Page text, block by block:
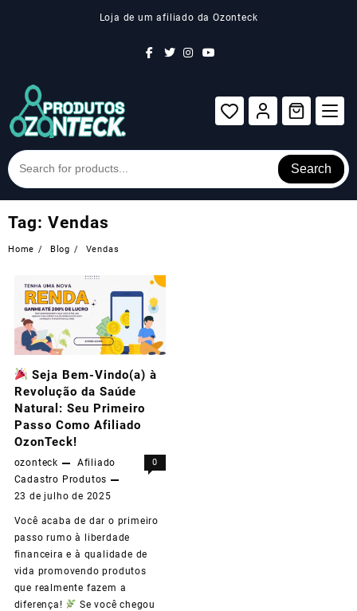
Loja de um afiliado da Ozonteck
Search
Tag: Vendas
Home Blog Vendas
Seja Bem-Vindo(a) à
Revolução da Saúde
Natural: Seu Primeiro
Passo Como Afiliado
OzonTeck!
ozonteck
Afiliado
Cadastro Produtos
23 de julho de 2025
0
Você acaba de dar o primeiro
passo rumo à liberdade
financeira e à qualidade de
vida promovendo produtos
que realmente fazem a
diferença!
Se você chegou